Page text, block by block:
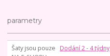
parametry
Šaty jsou pouze
Dodání 2 - 4 týdny